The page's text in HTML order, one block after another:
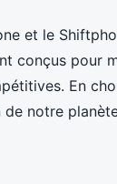
et le
conçus pour
En
notre